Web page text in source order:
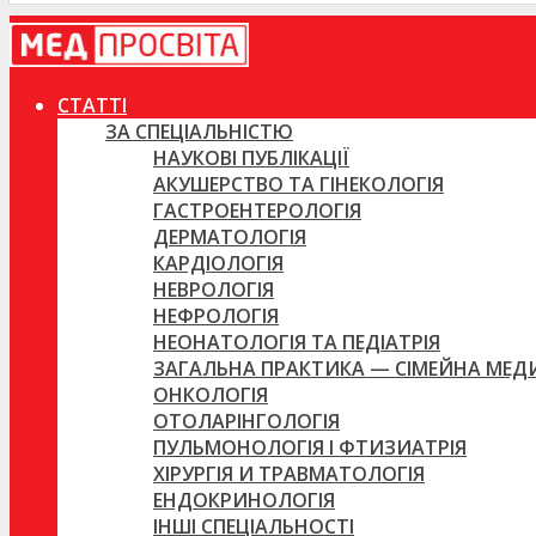
СТАТТІ
ЗА СПЕЦІАЛЬНІСТЮ
НАУКОВІ ПУБЛІКАЦІЇ
АКУШЕРСТВО ТА ГІНЕКОЛОГІЯ
ГАСТРОЕНТЕРОЛОГІЯ
ДЕРМАТОЛОГІЯ
КАРДІОЛОГІЯ
НЕВРОЛОГІЯ
НЕФРОЛОГІЯ
НЕОНАТОЛОГІЯ ТА ПЕДІАТРІЯ
ЗАГАЛЬНА ПРАКТИКА — СІМЕЙНА
ОНКОЛОГІЯ
ОТОЛАРІНГОЛОГІЯ
ПУЛЬМОНОЛОГІЯ І ФТИЗИАТРІЯ
ХІРУРГІЯ И ТРАВМАТОЛОГІЯ
ЕНДОКРИНОЛОГІЯ
ІНШІ СПЕЦІАЛЬНОСТІ